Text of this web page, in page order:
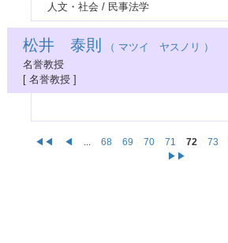
人文・社会 / 民事法学
松井 泰則
（ マツイ ヤスノリ ）
名誉教授
[ 名誉教授 ]
◀◀ ◀ ... 68 69 70 71 72 73
▶▶